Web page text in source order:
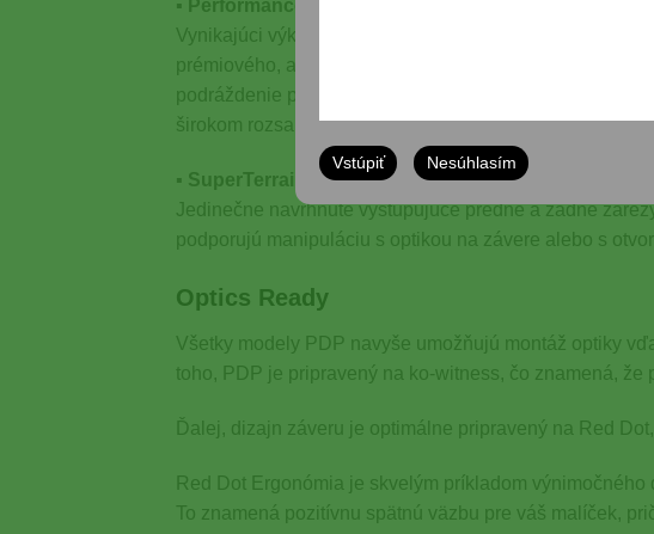
▪ Performance Duty – Textúra – optimálny úchop
Vynikajúci výkon úchopu je zaručený za všetkých
prémiového, ale zároveň funkčného úchopu. Vďaka
podráždenie pokožky ani odevu používateľa. Walther
širokom rozsahu poveternostných podmienok a na
▪ SuperTerrain Zárez
Jedinečne navrhnuté vystupujúce predné a zadné
podporujú manipuláciu s optikou na závere alebo s
Optics Ready
Všetky modely PDP navyše umožňujú montáž optiky
toho, PDP je pripravený na ko-witness, čo znamená,
Ďalej, dizajn záveru je optimálne pripravený na Red
Red Dot Ergonómia je skvelým príkladom
To znamená pozitívnu spätnú väzbu pre váš malíček,
Vstúpiť Nesúhlasím